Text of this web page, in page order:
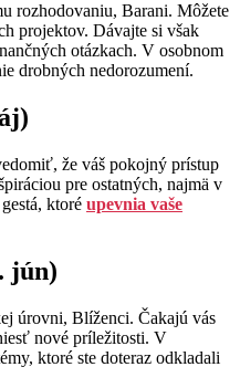
rozhodovaniu, Barani. Môžete
projektov. Dávajte si však
otázkach. V osobnom
drobných nedorozumení.
že váš pokojný prístup
pre ostatných, najmä v
ktoré upevnia vaše
jún)
úrovni, Blíženci. Čakajú vás
nové príležitosti. V
ktoré ste doteraz odkladali